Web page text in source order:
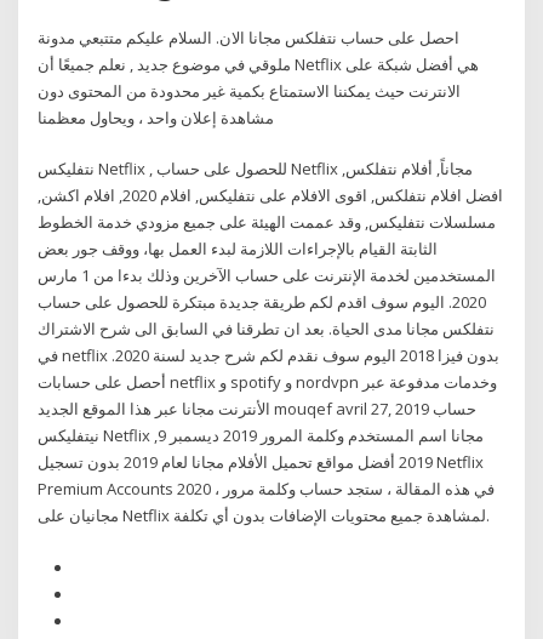
احصل على حساب نتفلكس مجانا الان. السلام عليكم متتبعي مدونة
ملوقي في موضوع جديد , نعلم جميعًا أن Netflix هي أفضل شبكة على
الانترنت حيث يمكننا الاستمتاع بكمية غير محدودة من المحتوى دون
مشاهدة إعلان واحد ، ويحاول معظمنا
نتفليكس Netflix , للحصول على حساب Netflix مجاناً, أفلام نتفلكس,
افضل افلام نتفلكس, اقوى الافلام على نتفليكس, افلام 2020, افلام اكشن,
مسلسلات نتفليكس, وقد عممت الهيئة على جميع مزودي خدمة الخطوط
الثابتة القيام بالإجراءات اللازمة لبدء العمل بها، ووقف جور بعض
المستخدمين لخدمة الإنترنت على حساب الآخرين وذلك بدءا من 1 مارس
2020. اليوم سوف اقدم لكم طريقة جديدة مبتكرة للحصول على حساب
نتفلكس مجانا مدى الحياة. بعد ان تطرقنا في السابق الى شرح الاشتراك
في netflix بدون فيزا 2018 اليوم سوف نقدم لكم شرح جديد لسنة 2020.
أحصل على حسابات netflix و spotify و nordvpn وخدمات مدفوعة عبر
الأنترنت مجانا عبر هذا الموقع الجديد mouqef avril 27, 2019 حساب
نيتفليكس Netflix مجانا اسم المستخدم وكلمة المرور 2019 ديسمبر 9,
2019 أفضل مواقع تحميل الأفلام مجانا لعام 2019 بدون تسجيل Netflix
Premium Accounts 2020 ، في هذه المقالة ، ستجد حساب وكلمة مرور
مجانيان على Netflix لمشاهدة جميع محتويات الإضافات بدون أي تكلفة.